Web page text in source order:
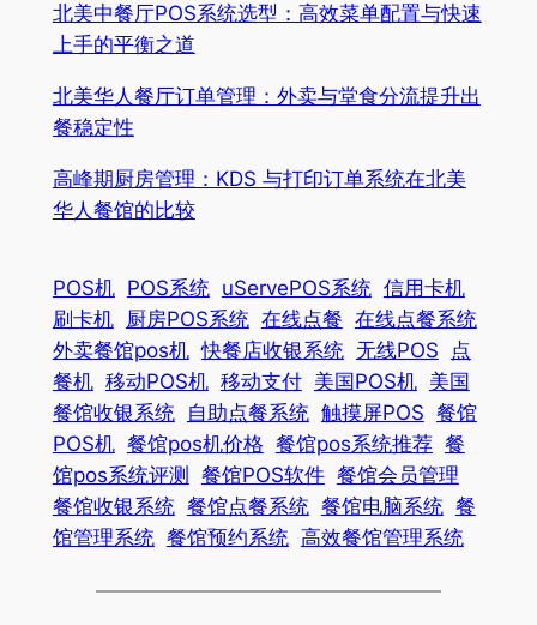
北美中餐厅POS系统选型：高效菜单配置与快速
上手的平衡之道
北美华人餐厅订单管理：外卖与堂食分流提升出
餐稳定性
高峰期厨房管理：KDS 与打印订单系统在北美
华人餐馆的比较
POS机 POS系统 uServePOS系统 信用卡机
刷卡机
厨房POS系统 在线点餐 在线点餐系统
外卖餐馆pos机 快餐店收银系统 无线POS
点
餐机 移动POS机 移动支付 美国POS机 美国
餐馆收银系统
自助点餐系统 触摸屏POS 餐馆
POS机 餐馆pos机价格 餐馆pos系统推荐 餐
馆pos系统评测 餐馆POS软件 餐馆会员管理
餐馆收银系统 餐馆点餐系统 餐馆电脑系统 餐
馆管理系统 餐馆预约系统 高效餐馆管理系统